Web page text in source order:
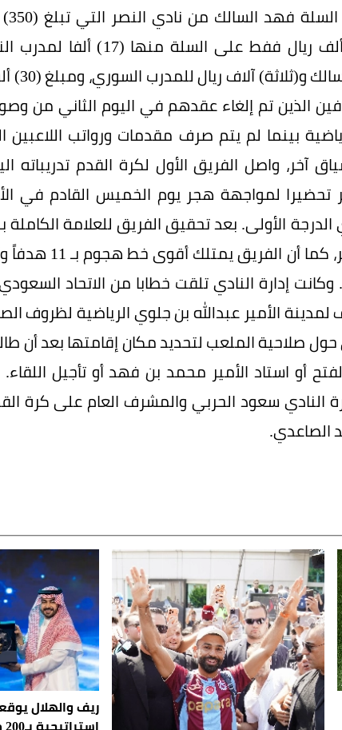
«عكاظ» أن الإدارة صرفت (72) ألف ريال
برقاوي
الذين تم إلغاء عقدهم في اليوم الثاني من
بينما لم يتم صرف مقدمات ورواتب اللاعبين
آخر، واصل الفريق الأول لكرة القدم تدريباته
تحضيرا لمواجهة هجر يوم الخميس القادم في
أربع نقاط عن أقرب
إدارة النادي تلقت خطابا من الاتحاد
الأمير عبدالله بن جلوي الرياضية لظروف
حول صلاحية الملعب لتحديد مكان إقامتها بعد أن
أو استاد الأمير محمد بن فهد أو تأجيل
النادي سعود الحربي والمشرف العام على كرة
الصاعدي.
ريف والهلال